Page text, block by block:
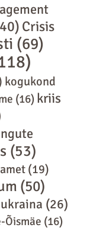
Crisis
(69)
kogukond
(16) kriis
(53)
(19)
(50)
ukraina (26)
Õismäe (16)